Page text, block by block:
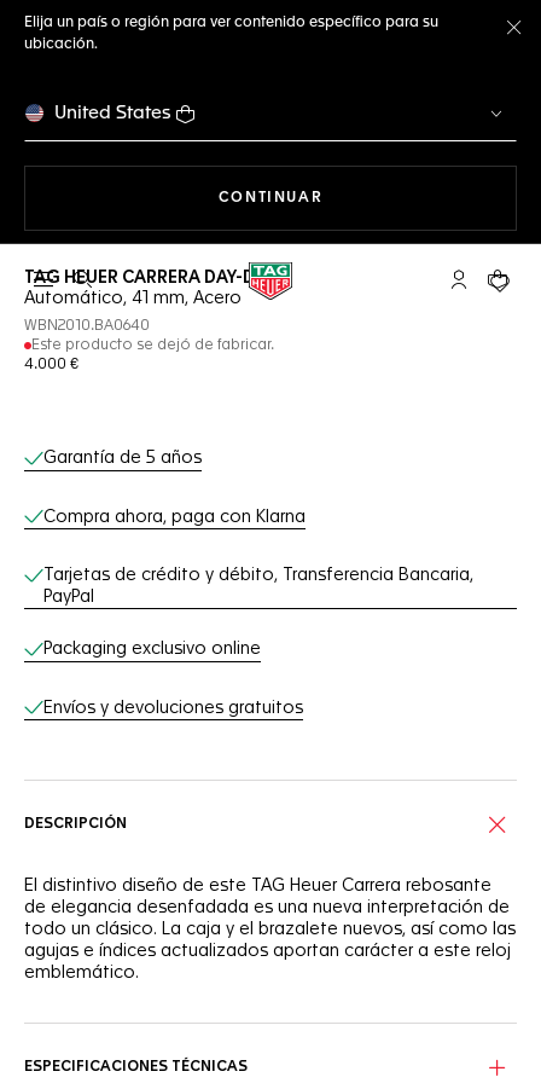
Elija un país o región para ver contenido específico para su
ubicación.
United States
CONTINUAR
Abrir el menú de búsqueda Cuenta Mi
Su
TAG HEUER CARRERA DAY-DATE
Automático, 41 mm, Acero
WBN2010.BA0640
Este producto se dejó de fabricar.
4.000 €
Servicios online
Garantía de 5 años
Compra ahora, paga con Klarna
Tarjetas de crédito y débito, Transferencia Bancaria,
PayPal
Packaging exclusivo online
Envíos y devoluciones gratuitos
DESCRIPCIÓN
El distintivo diseño de este TAG Heuer Carrera rebosante
de elegancia desenfadada es una nueva interpretación de
todo un clásico. La caja y el brazalete nuevos, así como las
agujas e índices actualizados aportan carácter a este reloj
emblemático.
"azuleado" resulta decididamente práctica.
ESPECIFICACIONES TÉCNICAS